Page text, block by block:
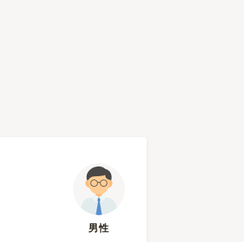
男性